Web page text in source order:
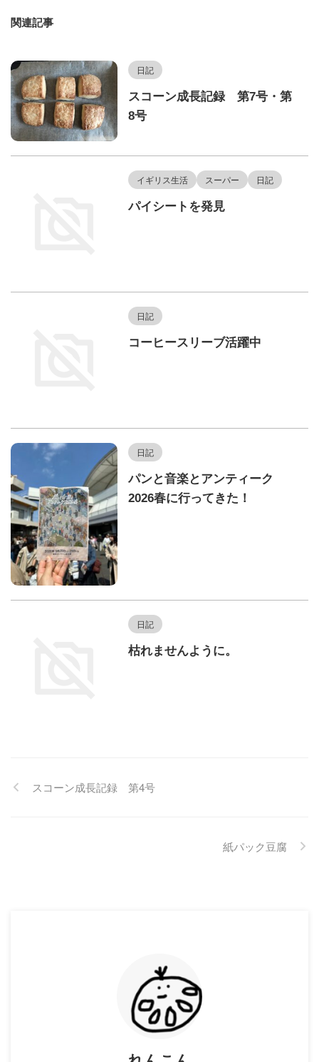
関連記事
日記
スコーン成長記録 第7号・第
8号
イギリス生活 スーパー 日記
パイシートを発見
日記
コーヒースリーブ活躍中
日記
パンと音楽とアンティーク
2026春に行ってきた！
日記
枯れませんように。
スコーン成長記録 第4号
紙パック豆腐